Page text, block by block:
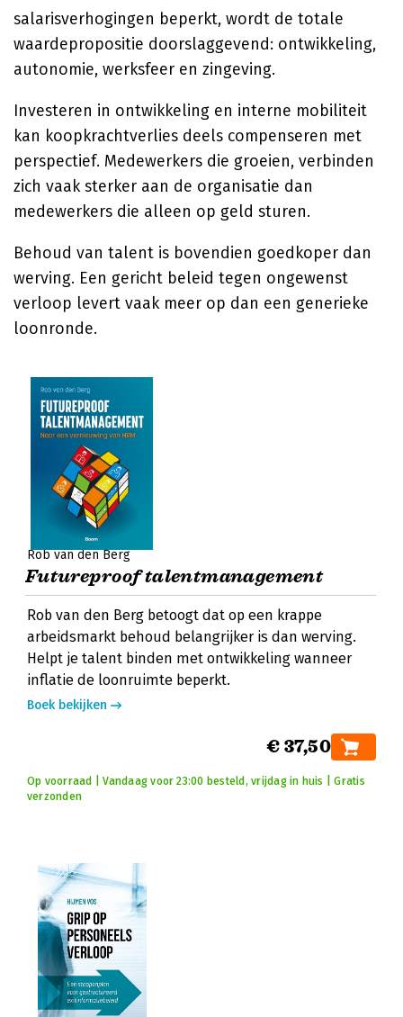
salarisverhogingen beperkt, wordt de totale
waardepropositie doorslaggevend: ontwikkeling,
autonomie, werksfeer en zingeving.
Investeren in ontwikkeling en interne mobiliteit
kan koopkrachtverlies deels compenseren met
perspectief. Medewerkers die groeien, verbinden
zich vaak sterker aan de organisatie dan
medewerkers die alleen op geld sturen.
Behoud van talent is bovendien goedkoper dan
werving. Een gericht beleid tegen ongewenst
verloop levert vaak meer op dan een generieke
loonronde.
Rob van den Berg
Futureproof talentmanagement
Rob van den Berg betoogt dat op een krappe
arbeidsmarkt behoud belangrijker is dan werving.
Helpt je talent binden met ontwikkeling wanneer
inflatie de loonruimte beperkt.
Boek bekijken
€ 37,50
Op voorraad | Vandaag voor 23:00 besteld, vrijdag in huis | Gratis
verzonden